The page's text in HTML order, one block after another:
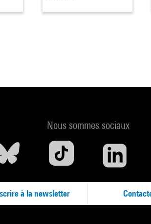
Nous sommes sociaux
à la newsletter